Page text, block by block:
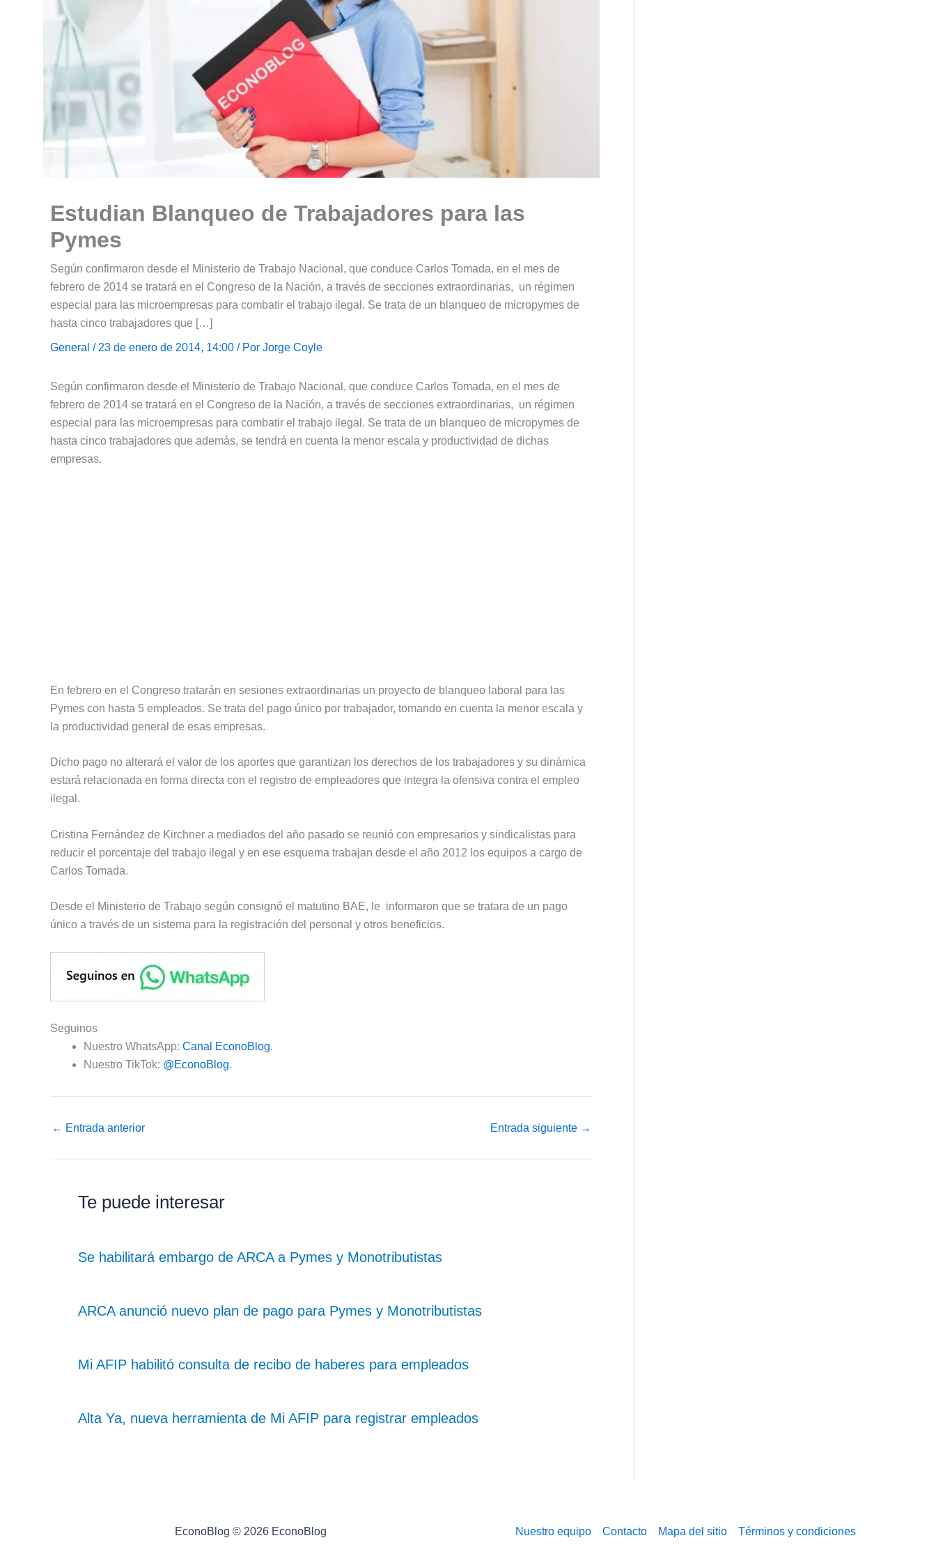
Estudian Blanqueo de Trabajadores para las
Pymes
Según confirmaron desde el Ministerio de Trabajo Nacional, que conduce Carlos Tomada, en el mes de
febrero de 2014 se tratará en el Congreso de la Nación, a través de secciones extraordinarias, un régimen
especial para las microempresas para combatir el trabajo ilegal. Se trata de un blanqueo de micropymes de
hasta cinco trabajadores que […]
General / 23 de enero de 2014, 14:00 / Por Jorge Coyle
Según confirmaron desde el Ministerio de Trabajo Nacional, que conduce Carlos Tomada, en el mes de
febrero de 2014 se tratará en el Congreso de la Nación, a través de secciones extraordinarias, un régimen
especial para las microempresas para combatir el trabajo ilegal. Se trata de un blanqueo de micropymes de
hasta cinco trabajadores que además, se tendrá en cuenta la menor escala y productividad de dichas
empresas.
En febrero en el Congreso tratarán en sesiones extraordinarias un proyecto de blanqueo laboral para las
Pymes con hasta 5 empleados. Se trata del pago único por trabajador, tomando en cuenta la menor escala y
la productividad general de esas empresas.
Dicho pago no alterará el valor de los aportes que garantizan los derechos de los trabajadores y su dinámica
estará relacionada en forma directa con el registro de empleadores que integra la ofensiva contra el empleo
ilegal.
Cristina Fernández de Kirchner a mediados del año pasado se reunió con empresarios y sindicalistas para
reducir el porcentaje del trabajo ilegal y en ese esquema trabajan desde el año 2012 los equipos a cargo de
Carlos Tomada.
Desde el Ministerio de Trabajo según consignó el matutino BAE, le informaron que se tratara de un pago
único a través de un sistema para la registración del personal y otros beneficios.
Seguinos
Nuestro WhatsApp: Canal EconoBlog.
Nuestro TikTok: @EconoBlog.
← Entrada anterior Entrada siguiente →
Te puede interesar
Se habilitará embargo de ARCA a Pymes y Monotributistas
ARCA anunció nuevo plan de pago para Pymes y Monotributistas
Mi AFIP habilitó consulta de recibo de haberes para empleados
Alta Ya, nueva herramienta de Mi AFIP para registrar empleados
EconoBlog © 2026 EconoBlog Nuestro equipo Contacto Mapa del sitio Términos y condiciones